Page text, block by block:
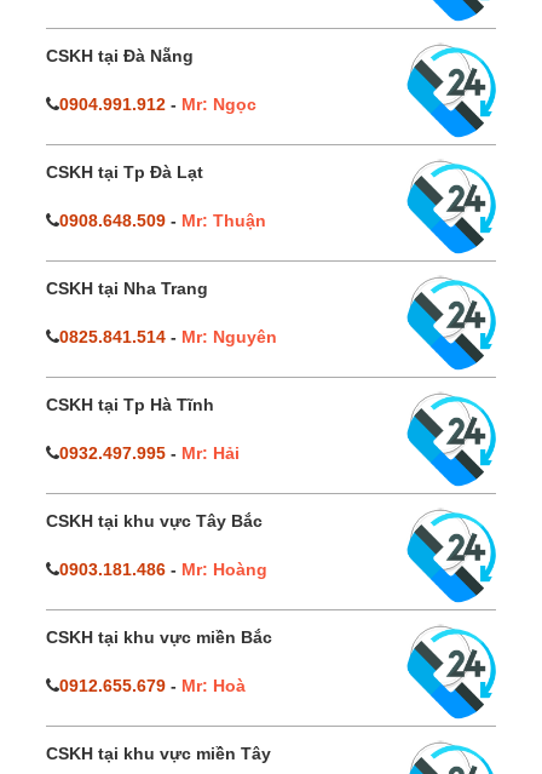
CSKH tại Đà Nẵng
0904.991.912 - Mr: Ngọc
CSKH tại Tp Đà Lạt
0908.648.509 - Mr: Thuận
CSKH tại Nha Trang
0825.841.514 - Mr: Nguyên
CSKH tại Tp Hà Tĩnh
0932.497.995 - Mr: Hải
CSKH tại khu vực Tây Bắc
0903.181.486 - Mr: Hoàng
CSKH tại khu vực miền Bắc
0912.655.679 - Mr: Hoà
CSKH tại khu vực miền Tây